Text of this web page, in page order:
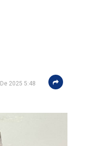
2025 5:48